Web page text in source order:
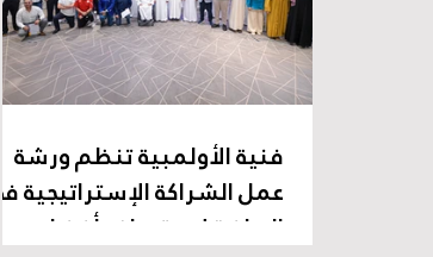
فنية الأولمبية تنظم ورشة
عمل الشراكة الإستراتيجية في
الرياضة لاستعراض أفضل